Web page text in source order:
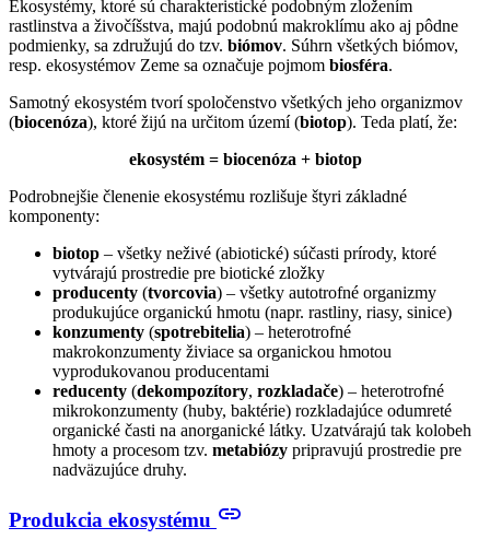
Ekosystémy, ktoré sú charakteristické podobným zložením
rastlinstva a živočíšstva, majú podobnú makroklímu ako aj pôdne
podmienky, sa združujú do tzv. biómov. Súhrn všetkých biómov,
resp. ekosystémov Zeme sa označuje pojmom biosféra.
Samotný ekosystém tvorí spoločenstvo všetkých jeho organizmov
(biocenóza), ktoré žijú na určitom území (biotop). Teda platí, že:
ekosystém = biocenóza + biotop
Podrobnejšie členenie ekosystému rozlišuje štyri základné
komponenty:
biotop – všetky neživé (abiotické) súčasti prírody, ktoré
vytvárajú prostredie pre biotické zložky
producenty (tvorcovia) – všetky autotrofné organizmy
produkujúce organickú hmotu (napr. rastliny, riasy, sinice)
konzumenty (spotrebitelia) – heterotrofné
makrokonzumenty živiace sa organickou hmotou
vyprodukovanou producentami
reducenty (dekompozítory, rozkladače) – heterotrofné
mikrokonzumenty (huby, baktérie) rozkladajúce odumreté
organické časti na anorganické látky. Uzatvárajú tak kolobeh
hmoty a procesom tzv. metabiózy pripravujú prostredie pre
nadväzujúce druhy.
Produkcia ekosystému link